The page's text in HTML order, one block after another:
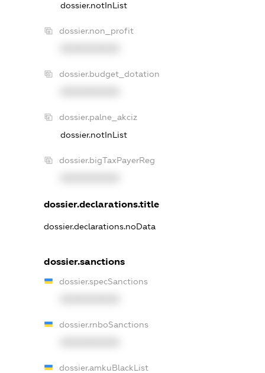
dossier.notInList
dossier.non_profit
dossier.budget_dotation
dossier.palne_akciz
dossier.notInList
dossier.bigTaxPayerReg
dossier.declarations.title
dossier.declarations.noData
dossier.sanctions
dossier.specSanctions
dossier.rnboSanctions
dossier.amkuBlackList